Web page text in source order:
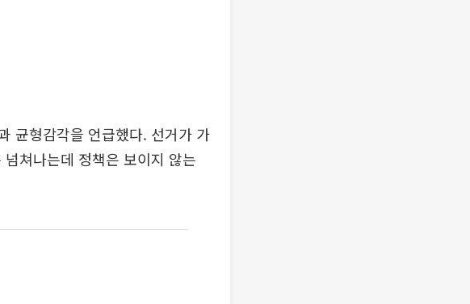
균형감각을 언급했다. 선거가 가
쳐나는데 정책은 보이지 않는